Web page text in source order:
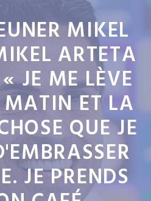
MIKEL
ARTETA
JE ME LÈVE
ET LA
QUE JE
JE PRENDS